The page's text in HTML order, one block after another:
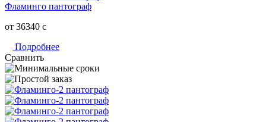
Фламинго пантограф
от 36340 c
Подробнее
Сравнить